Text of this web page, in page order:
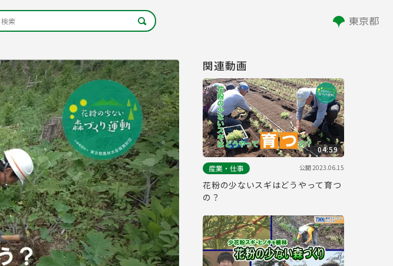
関連動画
04:59
産業・仕事
公開2023.06.15
花粉の少ないスギはどうやって育つ
の？